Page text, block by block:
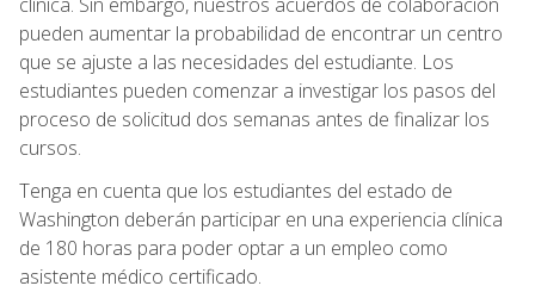
clínica. Sin embargo, nuestros acuerdos de colaboración
pueden aumentar la probabilidad de encontrar un centro
que se ajuste a las necesidades del estudiante. Los
estudiantes pueden comenzar a investigar los pasos del
proceso de solicitud dos semanas antes de finalizar los
cursos.
Tenga en cuenta que los estudiantes del estado de
Washington deberán participar en una experiencia clínica
de 180 horas para poder optar a un empleo como
asistente médico certificado.